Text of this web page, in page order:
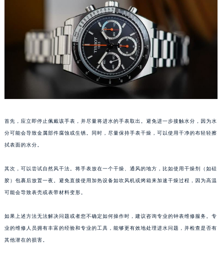
首先，应立即停止佩戴该手表，并尽量将进水的手表取出。避免进一步接触水分，因为水
分可能会导致金属部件腐蚀或生锈。同时，尽量保持手表干燥，可以使用干净的布轻轻擦
拭表面的水分。
其次，可以尝试自然风干法。将手表放在一个干燥、通风的地方，比如使用干燥剂（如硅
胶）包裹后放置一夜。避免直接使用加热设备如吹风机或烤箱来加速干燥过程，因为高温
可能会导致表壳或表带材料变形。
如果上述方法无法解决问题或者您不确定如何操作时，建议咨询专业的钟表维修服务。专
业的维修人员拥有丰富的经验和专业的工具，能够更有效地处理进水问题，并检查是否有
其他潜在的损害。